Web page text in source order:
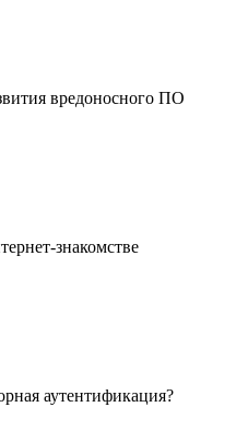
вредоносного ПО
знакомстве
аутентификация?